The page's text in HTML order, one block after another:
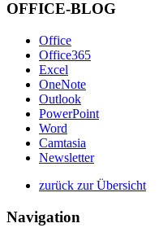
OFFICE-BLOG
Office
Office365
Excel
OneNote
Outlook
PowerPoint
Word
Camtasia
Newsletter
zurück zur Übersicht
Navigation